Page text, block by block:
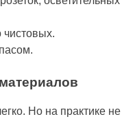
чистовых.
Но на практике не